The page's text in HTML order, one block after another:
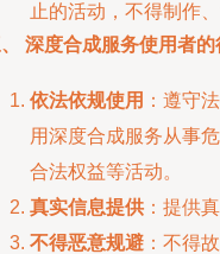
止的活动，不得制作
深度合成服务使用者
依法依规使用 ：遵守
用深度合成服务从事
合法权益等活动。
真实信息提供 ：提供
不得恶意规避 ：不得